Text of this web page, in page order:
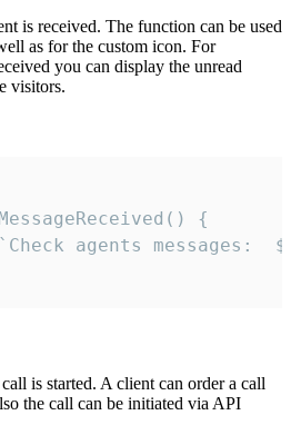
is received. The function can be used
as for the custom icon. For
you can display the unread
visitors.
{
is started. A client can order a call
the call can be initiated via API